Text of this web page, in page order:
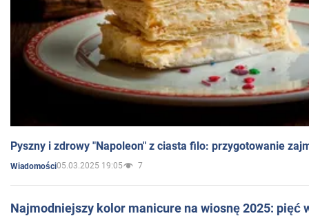
Pyszny i zdrowy "Napoleon" z ciasta filo: przygotowanie
Wiadomości05.03.2025 19:05 7
Najmodniejszy kolor manicure na wiosnę 2025: pięć